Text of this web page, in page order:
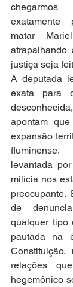
exatamente
matar
atrapalhando
justiça seja
A deputada
exata para
apontam
expansão
levantada
milícia nos
preocupante.
de
qualquer tipo
pautada na
relações
hegemônico